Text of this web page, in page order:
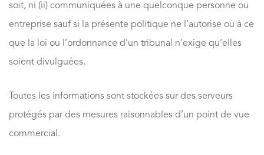
soit, ni (ii) communiquées à une quelconque personne ou
entreprise sauf si la présente politique ne l’autorise ou à ce
que la loi ou l’ordonnance d’un tribunal n’exige qu’elles
soient divulguées.
Toutes les informations sont stockées sur des serveurs
protégés par des mesures raisonnables d’un point de vue
commercial.